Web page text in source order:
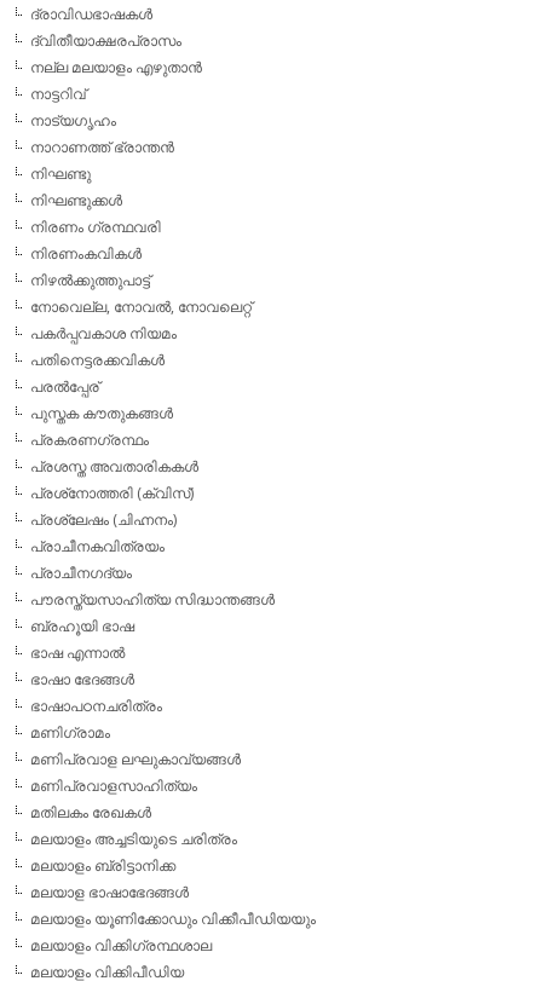
ദ്രാവിഡഭാഷകള്‍
ദ്വിതീയാക്ഷരപ്രാസം
നല്ല മലയാളം എഴുതാന്‍
നാട്ടറിവ്
നാട്യഗൃഹം
നാറാണത്ത് ഭ്രാന്തന്‍
നിഘണ്ടു
നിഘണ്ടുക്കള്‍
നിരണം ഗ്രന്ഥവരി
നിരണംകവികള്‍
നിഴല്‍ക്കുത്തുപാട്ട്
നോവെല്ല, നോവല്‍, നോവലെറ്റ്
പകര്‍പ്പവകാശ നിയമം
പതിനെട്ടരക്കവികള്‍
പരല്‍പ്പേര്
പുസ്തക കൗതുകങ്ങള്‍
പ്രകരണഗ്രന്ഥം
പ്രശസ്ത അവതാരികകള്‍
പ്രശ്‌നോത്തരി (ക്വിസ്)
പ്രശ്ലേഷം (ചിഹ്നനം)
പ്രാചീനകവിത്രയം
പ്രാചീനഗദ്യം
പൗരസ്ത്യസാഹിത്യ സിദ്ധാന്തങ്ങള്‍
ബ്രഹൂയി ഭാഷ
ഭാഷ എന്നാല്‍
ഭാഷാ ഭേദങ്ങള്‍
ഭാഷാപഠനചരിത്രം
മണിഗ്രാമം
മണിപ്രവാള ലഘുകാവ്യങ്ങള്‍
മണിപ്രവാളസാഹിത്യം
മതിലകം രേഖകള്‍
മലയാളം അച്ചടിയുടെ ചരിത്രം
മലയാളം ബ്രിട്ടാനിക്ക
മലയാള ഭാഷാഭേദങ്ങള്‍
മലയാളം യൂണിക്കോഡും വിക്കീപീഡിയയും
മലയാളം വിക്കിഗ്രന്ഥശാല
മലയാളം വിക്കിപീഡിയ